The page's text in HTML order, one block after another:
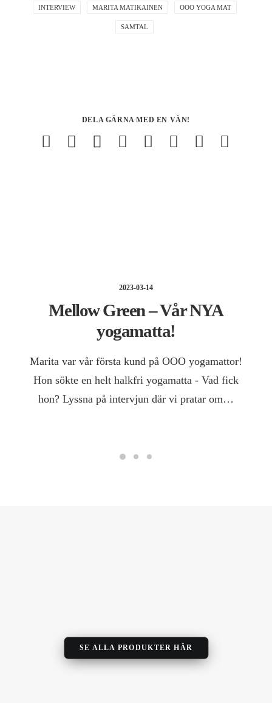
INTERVIEW MARITA MATIKAINEN OOO YOGA MAT
SAMTAL
DELA GÄRNA MED EN VÄN!
2023-03-14
Mellow Green – Vår NYA
yogamatta!
Marita var vår första kund på OOO yogamattor!
Hon sökte en helt halkfri yogamatta - Vad fick
hon? Lyssna på intervjun där vi pratar om…
SE ALLA PRODUKTER HÄR